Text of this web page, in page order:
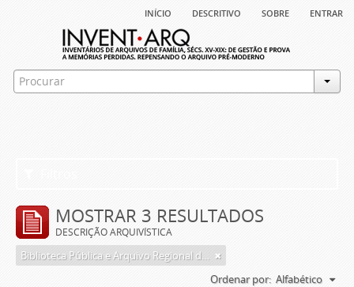
início descritivo sobre entrar
MOSTRAR 3 RESULTADOS
DESCRIÇÃO ARQUIVÍSTICA
Biblioteca Pública e Arquivo Regional de Ponta Delgada
Ordenar por: Alfabético